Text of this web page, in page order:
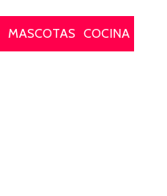
MASCOTAS COCINA